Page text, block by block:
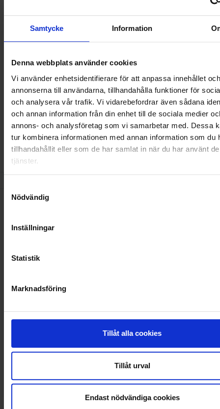
Samtycke Information
Denna webbplats använder cookies
Vi använder enhetsidentifierare för att anpassa innehållet och
annonserna till användarna, tillhandahålla funktioner för
och analysera vår trafik. Vi vidarebefordrar även sådana
och annan information från din enhet till de sociala medier
annons- och analysföretag som vi samarbetar med. Dessa
tur kombinera informationen med annan information som du
tillhandahållit eller som de har samlat in när du har använt
tjänster.
Nödvändig
Inställningar
Statistik
Marknadsföring
Tillåt alla cookies
Tillåt urval
Endast nödvändiga cookies
2021-03-01
Ohlssons AB ny entreprenör för hållbar insamling
av hushålls- och trädgårdsavfall i Vellinge
LÄS MER
2021-03-01
Ohlssons AB ny entreprenör för hållbar insamling
av hushållsavfall i Uppsala
LÄS MER
LANDSKRONA
NYA UPPDRAG
OHLSSONS REGION VÄST